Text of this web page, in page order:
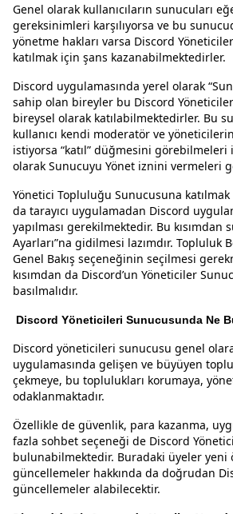
Genel olarak kullanıcıların sunucuları
gereksinimleri karşılıyorsa ve bu
yönetme hakları varsa Discord
katılmak için şans kazanabilmektedirler.
Discord uygulamasında yerel olarak
sahip olan bireyler bu Discord
bireysel olarak katılabilmektedirler. Bu
kullanıcı kendi moderatör ve
istiyorsa “katıl” düğmesini
olarak Sunucuyu Yönet iznini vermeleri
Yönetici Topluluğu Sunucusuna
da tarayıcı uygulamadan Discord
yapılması gerekilmektedir. Bu kısımdan
Ayarları”na gidilmesi lazımdır. Topluluk
Genel Bakış seçeneğinin seçilmesi
kısımdan da Discord’un Yöneticiler
basılmalıdır.
Discord Yöneticileri Sunucusunda Ne
Discord yöneticileri sunucusu genel
uygulamasında gelişen ve büyüyen
çekmeye, bu toplulukları korumaya,
odaklanmaktadır.
Özellikle de güvenlik, para kazanma,
fazla sohbet seçeneği de Discord
bulunabilmektedir. Buradaki üyeler yeni
güncellemeler hakkında da doğrudan
güncellemeler alabilecektir.